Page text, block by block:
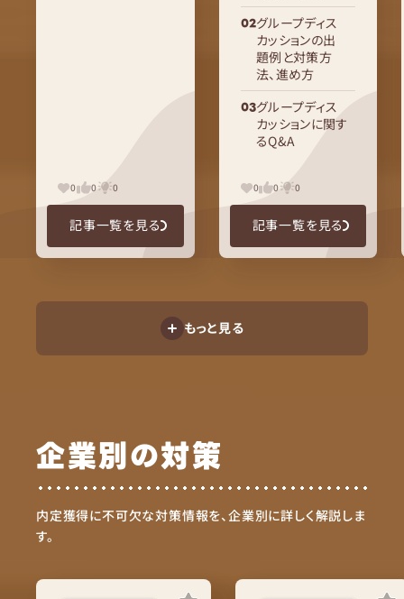
0 0 0
記事一覧を見る
グループディス
カッションの出
題例と対策方
法、進め方
グループディス
カッションに関す
るQ&A
0 0 0
記事一覧を見る
もっと見る
企業別の対策
内定獲得に不可欠な対策情報を、企業別に詳しく解説しま
す。